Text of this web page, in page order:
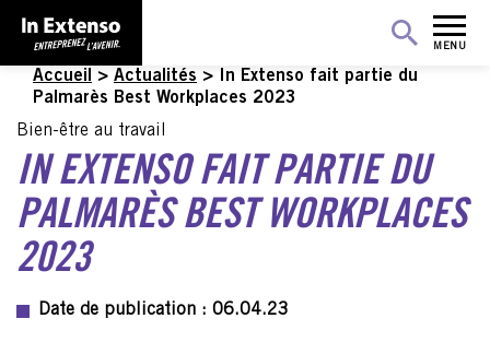
MENU
Accueil > Actualités >
In Extenso fait partie du
Palmarès Best Workplaces 2023
Bien-être au travail
IN EXTENSO FAIT PARTIE DU
PALMARÈS BEST WORKPLACES
2023
Date de publication : 06.04.23